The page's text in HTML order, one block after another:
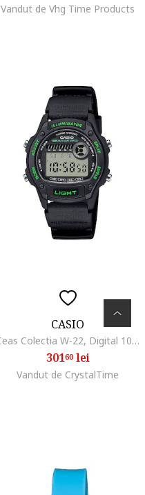
Vandut de Vhg Time Products
CASIO
Ceas Colectia W-22, Digital 1091214601, Negru
30160lei
Vandut de CrystalTime